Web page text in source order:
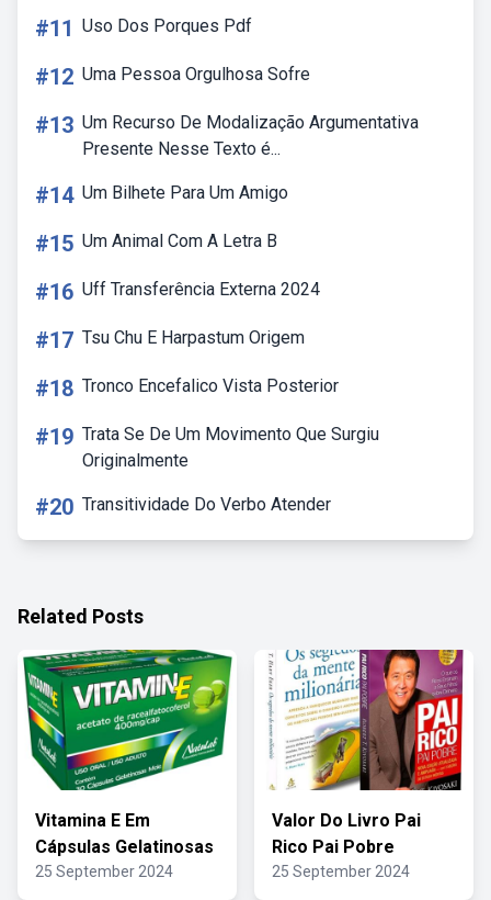
#11 Uso Dos Porques Pdf
#12 Uma Pessoa Orgulhosa Sofre
#13 Um Recurso De Modalização Argumentativa
Presente Nesse Texto é...
#14 Um Bilhete Para Um Amigo
#15 Um Animal Com A Letra B
#16 Uff Transferência Externa 2024
#17 Tsu Chu E Harpastum Origem
#18 Tronco Encefalico Vista Posterior
#19 Trata Se De Um Movimento Que Surgiu
Originalmente
#20 Transitividade Do Verbo Atender
Related Posts
Vitamina E Em
Cápsulas Gelatinosas
25 September 2024
Valor Do Livro Pai
Rico Pai Pobre
25 September 2024